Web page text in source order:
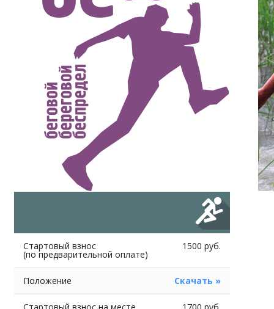
Стартовый взнос
(по предварительной оплате)
1500 руб.
Положение Скачать »